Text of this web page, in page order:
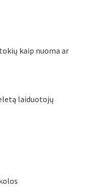
kaip nuoma ar
laiduotojų